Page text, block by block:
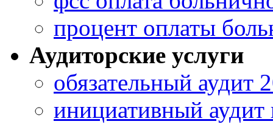
процент оплаты
Аудиторские услуги
обязательный аудит
инициативный аудит